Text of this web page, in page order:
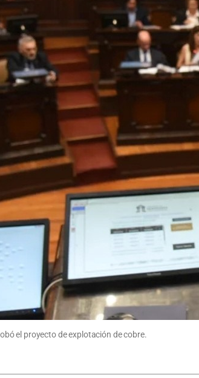
el proyecto de explotación de cobre.